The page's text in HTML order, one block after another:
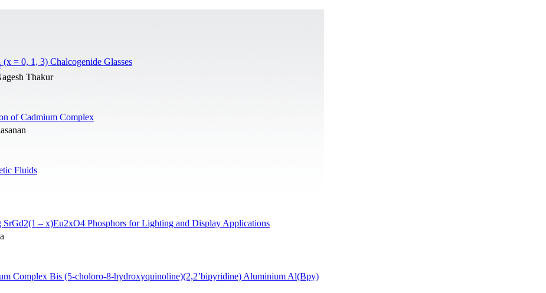
(x = 0, 1, 3) Chalcogenide Glasses
Thakur
of Cadmium Complex
Fluids
– x)Eu2xO4 Phosphors for Lighting and Display Applications
Complex Bis (5-choloro-8-hydroxyquinoline)(2,2’bipyridine) Aluminium Al(Bpy)